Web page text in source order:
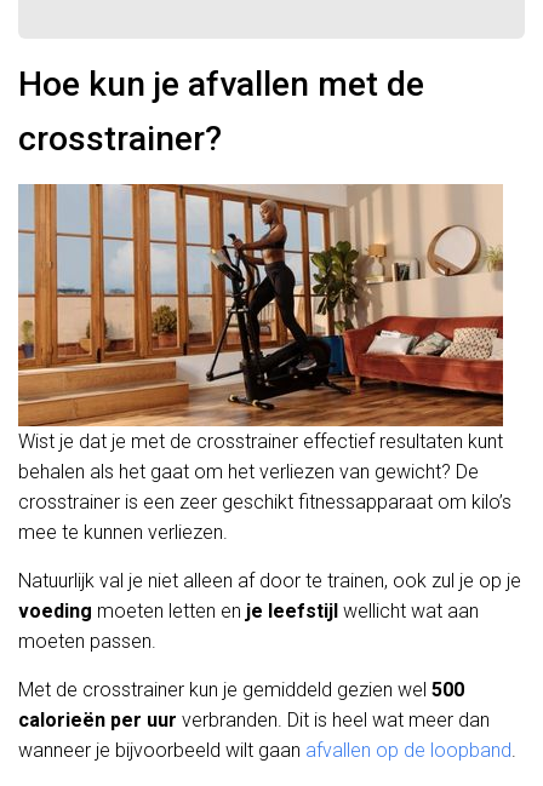
Hoe kun je afvallen met de
crosstrainer?
Wist je dat je met de crosstrainer effectief resultaten kunt
behalen als het gaat om het verliezen van gewicht? De
crosstrainer is een zeer geschikt fitnessapparaat om kilo’s
mee te kunnen verliezen.
Natuurlijk val je niet alleen af door te trainen, ook zul je op je
voeding moeten letten en je leefstijl wellicht wat aan
moeten passen.
Met de crosstrainer kun je gemiddeld gezien wel 500
calorieën per uur verbranden. Dit is heel wat meer dan
wanneer je bijvoorbeeld wilt gaan afvallen op de loopband.